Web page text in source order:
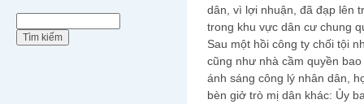
dân, vì lợi nhuận, đã đạp lên
trong khu vực dân cư chung
Sau một hồi công ty chối tội
cũng như nhà cầm quyền
ánh sáng công lý nhân dân,
bèn giở trò mị dân khác: Ủy